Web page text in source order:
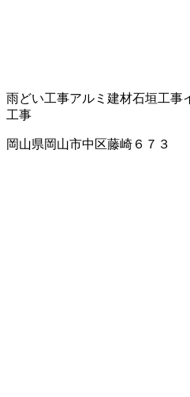
雨どい工事アルミ建材石垣工事
工事
岡山県岡山市中区藤崎６７３